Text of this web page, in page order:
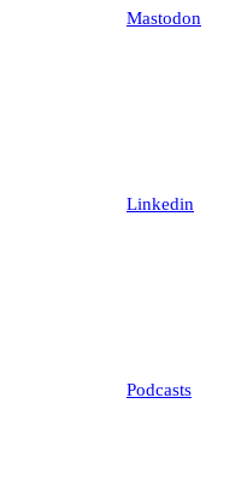
Mastodon
Linkedin
Podcasts